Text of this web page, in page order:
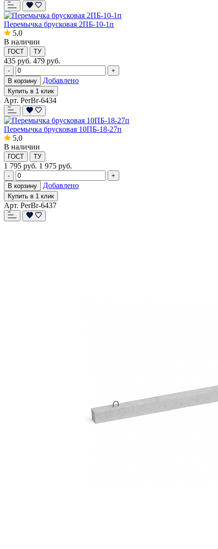
Перемычка брусковая 2ПБ-10-1п
5,0
В наличии
ГОСТ ТУ
435 руб. 479 руб.
-
+
В корзину
Добавлено
Купить в 1 клик
Арт. PerBr-6434
Перемычка брусковая 10ПБ-18-27п
5,0
В наличии
ГОСТ ТУ
1 795 руб. 1 975 руб.
-
+
В корзину
Добавлено
Купить в 1 клик
Арт. PerBr-6437